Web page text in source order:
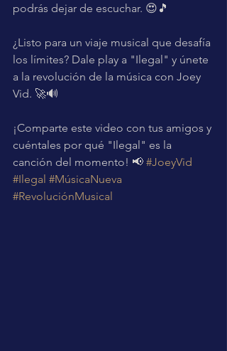
podrás dejar de escuchar. 😍🎵
¿Listo para un viaje musical que desafía
los límites? Dale play a "Ilegal" y únete
a la revolución de la música con Joey
Vid. 🚀🔊
¡Comparte este video con tus amigos y
cuéntales por qué "Ilegal" es la
canción del momento! 📢 #JoeyVid
#Ilegal #MúsicaNueva
#RevoluciónMusical